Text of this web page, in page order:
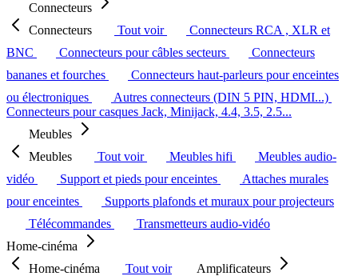
Connecteurs
Connecteurs
Tout voir
Connecteurs RCA , XLR et
BNC
Connecteurs pour câbles secteurs
Connecteurs
bananes et fourches
Connecteurs haut-parleurs pour enceintes
ou électroniques
Autres connecteurs (DIN 5 PIN, HDMI...)
Connecteurs pour casques Jack, Minijack, 4.4, 3.5, 2.5...
Meubles
Meubles
Tout voir Meubles hifi
Meubles audio-
vidéo
Support et pieds pour enceintes
Attaches murales
pour enceintes
Supports plafonds et muraux pour projecteurs
Télécommandes
Transmetteurs audio-vidéo
Home-cinéma
Home-cinéma
Tout voir
Amplificateurs